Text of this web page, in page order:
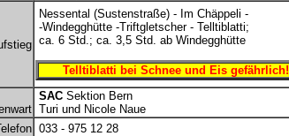
Nessental (Sustenstraße) - Im Chäppeli -
-Windegghütte -Triftgletscher - Telltiblatti;
ca. 6 Std.; ca. 3,5 Std. ab Windegghütte
Telltiblatti bei Schnee und Eis gefährlich!
SAC Sektion Bern
Turi und Nicole Naue
033 - 975 12 28